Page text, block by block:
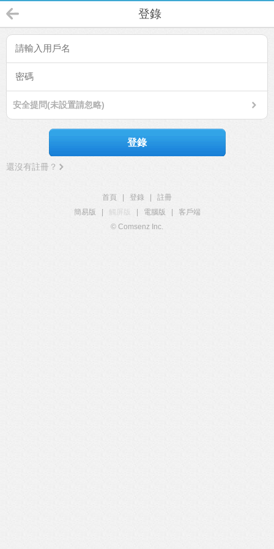
登錄
安全提問(未設置請忽略)
登錄
還沒有註冊？
首頁 登錄
註冊
簡易版
觸屏版 電腦版
客戶端
© Comsenz Inc.